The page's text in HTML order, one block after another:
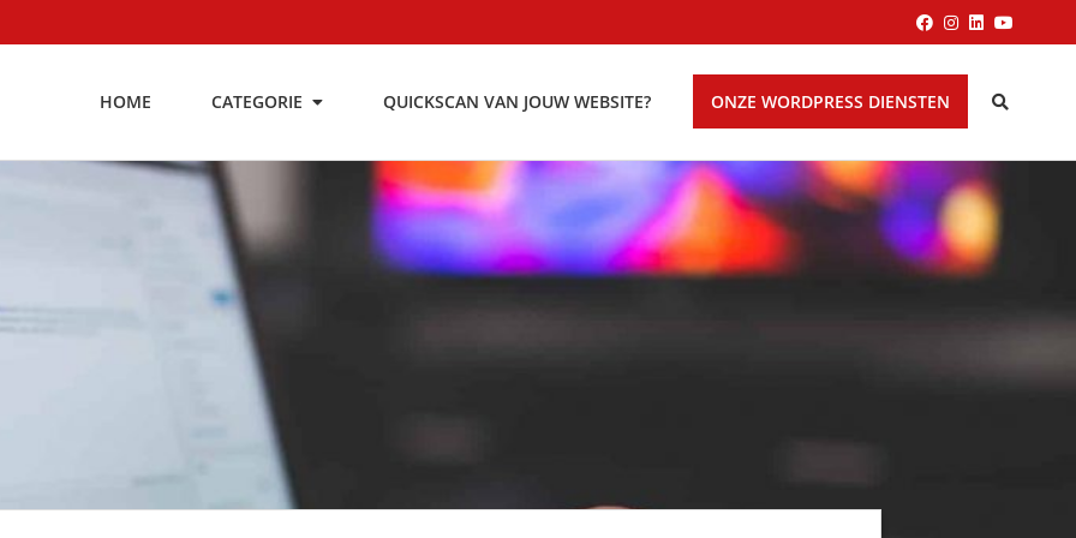
HOME CATEGORIE QUICKSCAN VAN JOUW WEBSITE? ONZE WORDPRESS DIENSTEN